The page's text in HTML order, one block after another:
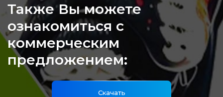
Также Вы можете
ознакомиться с
коммерческим
предложением:
Скачать